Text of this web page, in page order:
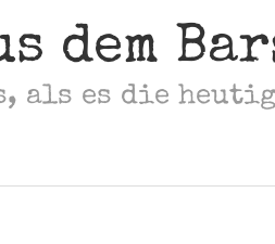
dem
als es die